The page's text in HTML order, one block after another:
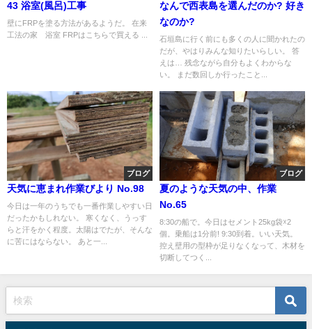
43 浴室(風呂)工事
壁にFRPを塗る方法があるようだ。 在来
工法の家 浴室 FRPはこちらで買える ...
なんで西表島を選んだのか? 好き
なのか?
石垣島に行く前にも多くの人に聞かれたの
だが、やはりみんな知りたいらしい。 答
えは… 残念ながら自分もよくわからな
い。 まだ数回しか行ったこと...
ブログ
天気に恵まれ作業びより No.98
今日は一年のうちでも一番作業しやすい日
だったかもしれない。 寒くなく、うっす
らと汗をかく程度。太陽はでたが、そんな
に苦にはならない。 あと一...
ブログ
夏のような天気の中、作業
No.65
8:30の船で。今日はセメント25kg袋☓2
個。乗船は1分前! 9:30到着。いい天気。
控え壁用の型枠が足りなくなって、木材を
切断してつく...